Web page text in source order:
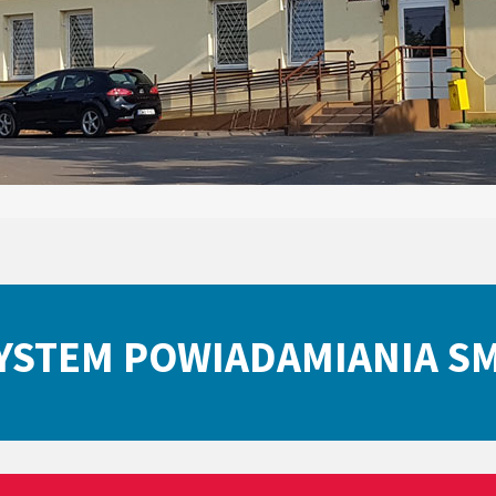
POWIADAMIANIA